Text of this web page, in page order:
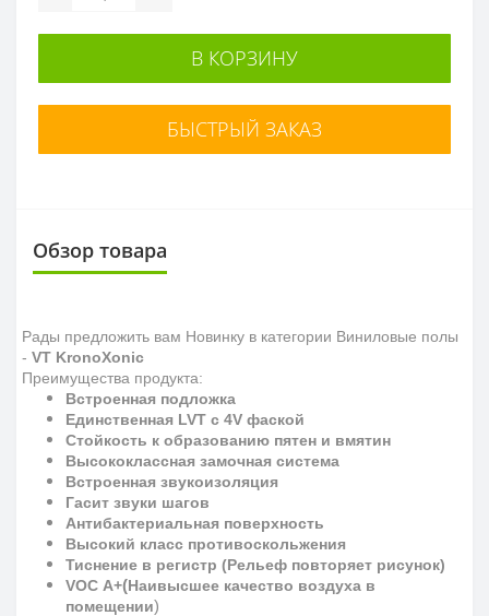
В КОРЗИНУ
БЫСТРЫЙ ЗАКАЗ
Обзор товара
Рады предложить вам Новинку в категории Виниловые полы
- VT KronoXonic
Преимущества продукта:
Встроенная подложка
Единственная LVT с 4V фаской
Стойкость к образованию пятен и вмятин
Высококлассная замочная система
Встроенная звукоизоляция
Гасит звуки шагов
Антибактериальная поверхность
Высокий класс противоскольжения
Тиснение в регистр (Рельеф повторяет рисунок)
VOC A+(Наивысшее качество воздуха в
помещении)